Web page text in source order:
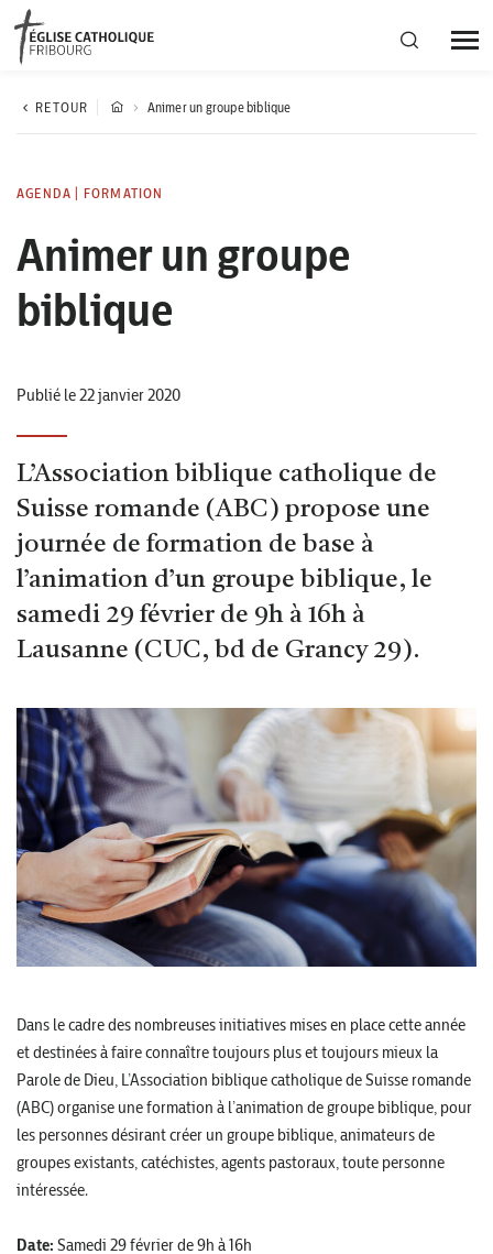
Région diocésaine
Agenda
Corporation cantonale
RETOUR Animer un groupe biblique
AGENDA FORMATION
Animer un groupe
biblique
Publié le 22 janvier 2020
L’Association biblique catholique de
Suisse romande (ABC) propose une
journée de formation de base à
l’animation d’un groupe biblique, le
samedi 29 février de 9h à 16h à
Lausanne (CUC, bd de Grancy 29).
Dans le cadre des nombreuses initiatives mises en place cette année
et destinées à faire connaître toujours plus et toujours mieux la
Parole de Dieu, L’Association biblique catholique de Suisse romande
(ABC) organise une formation à l’animation de groupe biblique, pour
les personnes désirant créer un groupe biblique, animateurs de
groupes existants, catéchistes, agents pastoraux, toute personne
intéressée.
Date: Samedi 29 février de 9h à 16h